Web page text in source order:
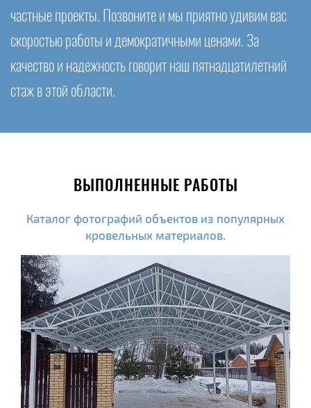
частные проекты. Позвоните и мы приятно удивим вас
скоростью работы и демократичными ценами. За
качество и надежность говорит наш пятнадцатилетний
стаж в этой области.
ВЫПОЛНЕННЫЕ РАБОТЫ
Каталог фотографий объектов из популярных
кровельных материалов.